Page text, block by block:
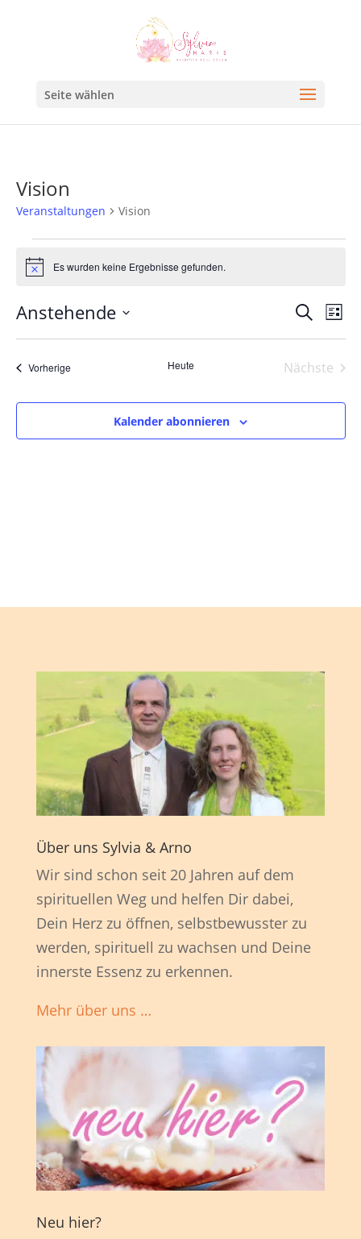
Seite wählen
Vision
Veranstaltungen Vision
HinweisEs wurden keine Ergebnisse gefunden.
Suche
und
SucheListe
Anstehende
Datum
wählen.
VorherigeVeranstaltungen Heute
Nächste
Kalender abonnieren
Über uns Sylvia & Arno
Wir sind schon seit 20 Jahren auf dem
spirituellen Weg und helfen Dir dabei,
Dein Herz zu öffnen, selbstbewusster zu
werden, spirituell zu wachsen und Deine
innerste Essenz zu erkennen.
Mehr über uns …
Neu hier?